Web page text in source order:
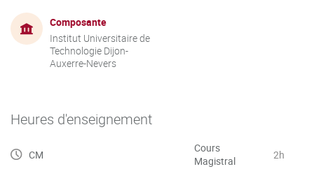
Composante
Institut Universitaire de
Technologie Dijon-
Auxerre-Nevers
Heures d'enseignement
CM
Cours
Magistral
2h